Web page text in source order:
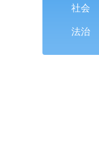
社会
法治